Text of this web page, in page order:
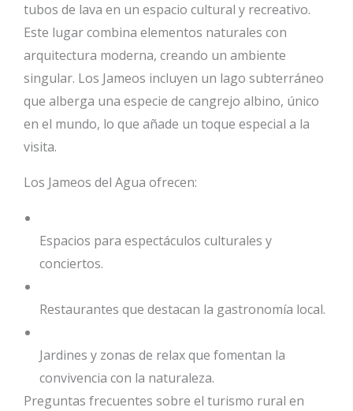
tubos de lava en un espacio cultural y recreativo.
Este lugar combina elementos naturales con
arquitectura moderna, creando un ambiente
singular. Los Jameos incluyen un lago subterráneo
que alberga una especie de cangrejo albino, único
en el mundo, lo que añade un toque especial a la
visita.
Los Jameos del Agua ofrecen:
Espacios para espectáculos culturales y
conciertos.
Restaurantes que destacan la gastronomía local.
Jardines y zonas de relax que fomentan la
convivencia con la naturaleza.
Preguntas frecuentes sobre el turismo rural en